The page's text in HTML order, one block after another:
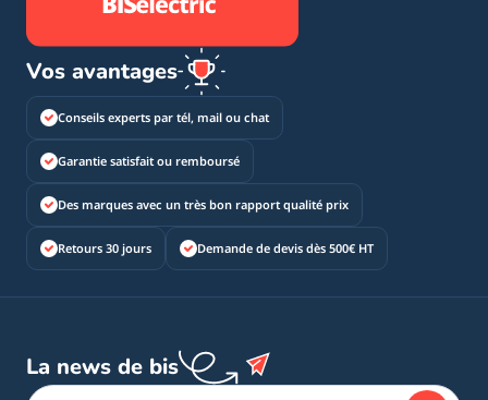
Vos avantages
Conseils experts par tél, mail ou chat
Garantie satisfait ou remboursé
Des marques avec un très bon rapport qualité prix
Retours 30 jours Demande de devis dès 500€ HT
La news de bis